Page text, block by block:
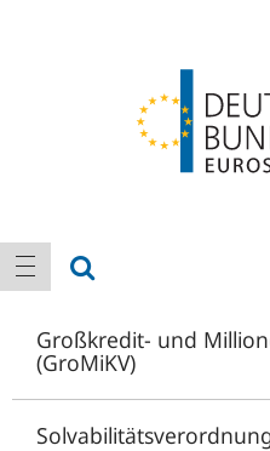
Hauptnavigation
Navigation anzeigen
Großkredit- und
(GroMiKV)